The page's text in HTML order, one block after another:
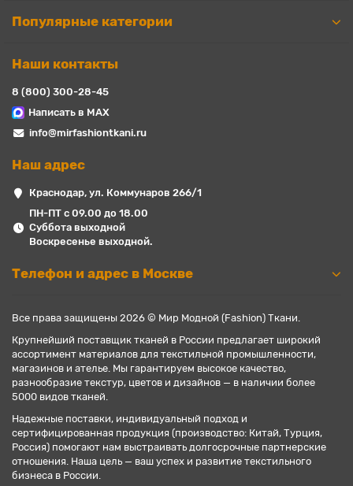
Популярные категории
Наши контакты
8 (800) 300-28-45
Написать в MAX
info@mirfashiontkani.ru
Наш адрес
Краснодар, ул. Коммунаров 266/1
ПН-ПТ с 09.00 до 18.00
Суббота выходной
Воскресенье выходной.
Телефон и адрес в Москве
Все права защищены 2026 © Мир Модной (Fashion) Ткани.
Крупнейший поставщик тканей в России предлагает широкий
ассортимент материалов для текстильной промышленности,
магазинов и ателье. Мы гарантируем высокое качество,
разнообразие текстур, цветов и дизайнов — в наличии более
5000 видов тканей.
Надежные поставки, индивидуальный подход и
сертифицированная продукция (производство: Китай, Турция,
Россия) помогают нам выстраивать долгосрочные партнерские
отношения. Наша цель — ваш успех и развитие текстильного
бизнеса в России.